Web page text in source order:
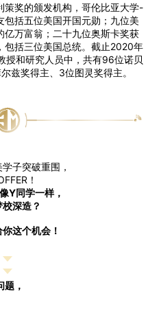
策奖的颁发机构，哥伦比亚大学-
括五位美国开国元勋；九位美
亿万富翁；二十九位奥斯卡奖获
包括三位美国总统。截止2020年
授和研究人员中，共有96位诺贝
兹奖得主、3位图灵奖得主。
子突破重围，
！
Y同学一样，
深造？
这个机会！
，